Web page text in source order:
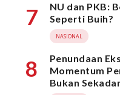
7
NU dan PKB:
Seperti Buih?
NASIONAL
8
Penundaan
Momentum
Bukan